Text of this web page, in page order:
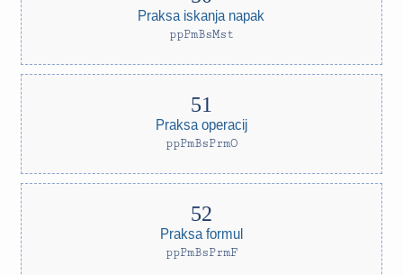
Praksa iskanja napak
ppPmBsMst
Praksa operacij
ppPmBsPrmO
Praksa formul
ppPmBsPrmF